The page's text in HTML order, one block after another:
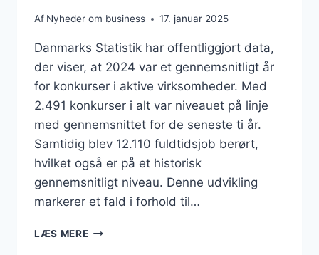
Af Nyheder om business 17. januar 2025
Danmarks Statistik har offentliggjort data,
der viser, at 2024 var et gennemsnitligt år
for konkurser i aktive virksomheder. Med
2.491 konkurser i alt var niveauet på linje
med gennemsnittet for de seneste ti år.
Samtidig blev 12.110 fuldtidsjob berørt,
hvilket også er på et historisk
gennemsnitligt niveau. Denne udvikling
markerer et fald i forhold til…
LÆS MEREKONKURSER